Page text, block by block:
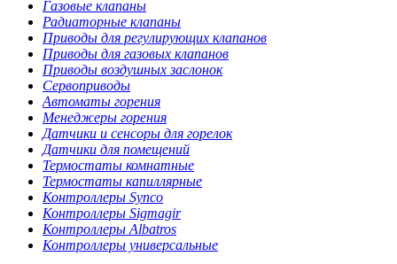
Газовые клапаны
Радиаторные клапаны
Приводы для регулирующих клапанов
Приводы для газовых клапанов
Приводы воздушных заслонок
Сервоприводы
Автоматы горения
Менеджеры горения
Датчики и сенсоры для горелок
Датчики для помещений
Термостаты комнатные
Термостаты капиллярные
Контроллеры Synco
Контроллеры Sigmagir
Контроллеры Albatros
Контроллеры универсальные